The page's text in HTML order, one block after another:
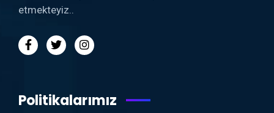
etmekteyiz..
Politikalarımız